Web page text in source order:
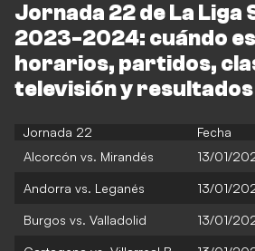
Jornada 22 de La Liga
2023-2024: cuándo
horarios, partidos,
televisión y resultados
Jornada 22 Fecha
Alcorcón vs. Mirandés
13/01/
Andorra vs. Leganés 13/01/
Burgos vs. Valladolid 13/01/